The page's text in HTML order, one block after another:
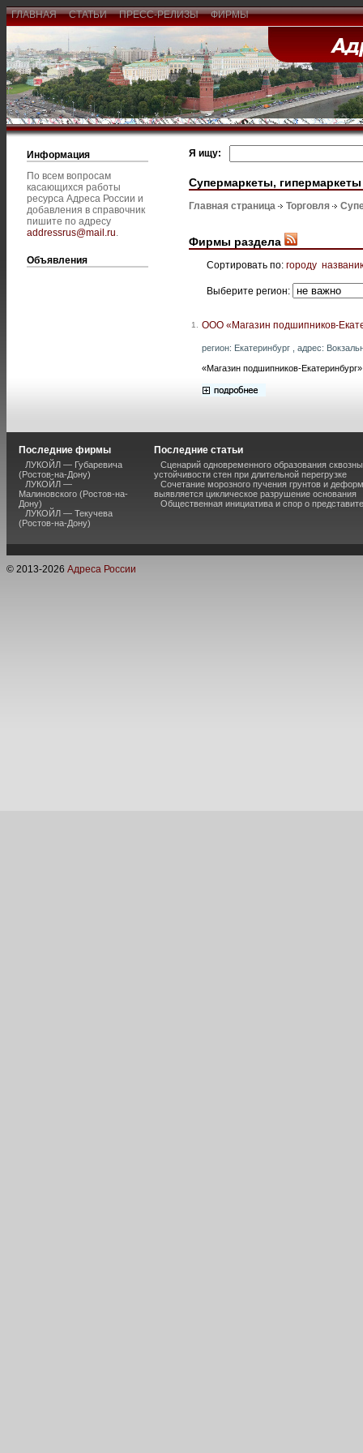
ГЛАВНАЯ СТАТЬИ ПРЕСС-РЕЛИЗЫ ФИРМЫ
Информация
По всем вопросам
касающихся работы
ресурса Адреса России и
добавления в справочник
пишите по адресу
addressrus@mail.ru.
Объявления
Я ищу:
Супермаркеты, гипермаркеты
Главная страница Торговля
Фирмы раздела
Сортировать по: городу
Выберите регион:
1. ООО «Магазин подшипников-
регион: Екатеринбург , адрес:
«Магазин подшипников-
Последние фирмы
ЛУКОЙЛ — Губаревича
(Ростов-на-Дону)
ЛУКОЙЛ —
Малиновского (Ростов-на-
Дону)
ЛУКОЙЛ — Текучева
(Ростов-на-Дону)
Последние статьи
Сценарий одновременного образования
устойчивости стен при длительной перегрузке
Сочетание морозного пучения грунтов и
выявляется циклическое разрушение основания
Общественная инициатива и спор о
© 2013-2026 Адреса России